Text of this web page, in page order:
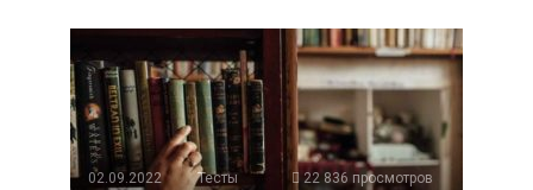
02.09.2022 Тесты 22 836 просмотров